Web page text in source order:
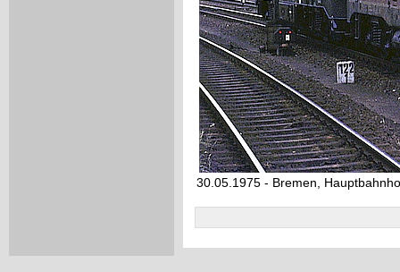
30.05.1975 - Bremen,